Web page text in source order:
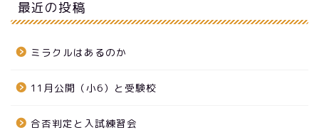
最近の投稿
ミラクルはあるのか
11月公開（小6）と受験校
合否判定と入試練習会